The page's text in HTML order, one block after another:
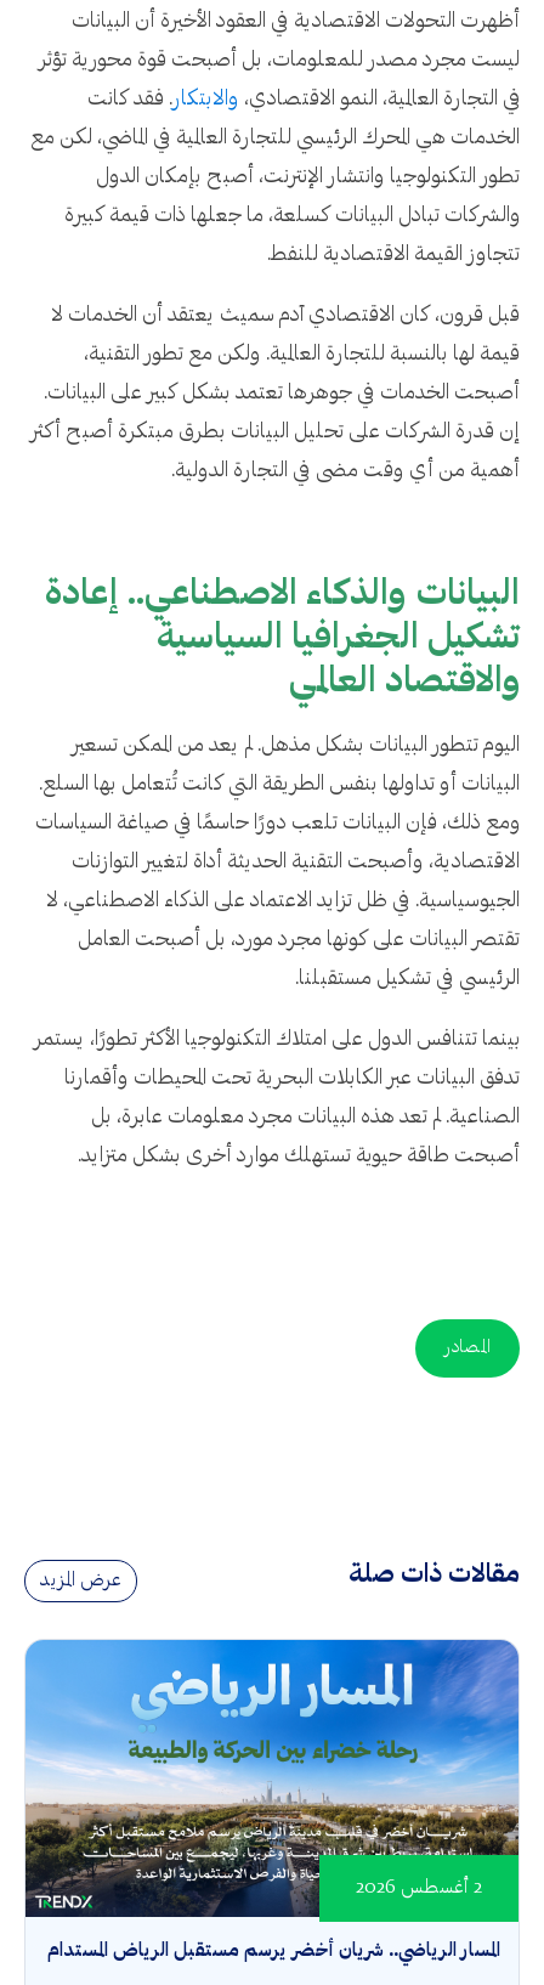
أظهرت التحولات الاقتصادية في العقود الأخيرة أن البيانات
ليست مجرد مصدر للمعلومات، بل أصبحت قوة محورية تؤثر
في التجارة العالمية، النمو الاقتصادي، والابتكار. فقد كانت
الخدمات هي المحرك الرئيسي للتجارة العالمية في الماضي، لكن مع
تطور التكنولوجيا وانتشار الإنترنت، أصبح بإمكان الدول
والشركات تبادل البيانات كسلعة، ما جعلها ذات قيمة كبيرة
تتجاوز القيمة الاقتصادية للنفط.
قبل قرون، كان الاقتصادي آدم سميث يعتقد أن الخدمات لا
قيمة لها بالنسبة للتجارة العالمية. ولكن مع تطور التقنية،
أصبحت الخدمات في جوهرها تعتمد بشكل كبير على البيانات.
إن قدرة الشركات على تحليل البيانات بطرق مبتكرة أصبح أكثر
أهمية من أي وقت مضى في التجارة الدولية.
البيانات والذكاء الاصطناعي.. إعادة
تشكيل الجغرافيا السياسية
والاقتصاد العالمي
اليوم تتطور البيانات بشكل مذهل. لم يعد من الممكن تسعير
البيانات أو تداولها بنفس الطريقة التي كانت تُتعامل بها السلع.
ومع ذلك، فإن البيانات تلعب دورًا حاسمًا في صياغة السياسات
الاقتصادية، وأصبحت التقنية الحديثة أداة لتغيير التوازنات
الجيوسياسية. في ظل تزايد الاعتماد على الذكاء الاصطناعي، لا
تقتصر البيانات على كونها مجرد مورد، بل أصبحت العامل
الرئيسي في تشكيل مستقبلنا.
بينما تتنافس الدول على امتلاك التكنولوجيا الأكثر تطورًا، يستمر
تدفق البيانات عبر الكابلات البحرية تحت المحيطات وأقمارنا
الصناعية. لم تعد هذه البيانات مجرد معلومات عابرة، بل
أصبحت طاقة حيوية تستهلك موارد أخرى بشكل متزايد.
المصادر
مقالات ذات صلة عرض المزيد
المسار الرياضي.. شريان أخضر يرسم مستقبل الرياض المستدام
2 أغسطس 2026